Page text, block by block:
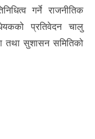
गर्ने राजनीतिक
प्रतिवेदन चालु
तथा सुशासन समितिको